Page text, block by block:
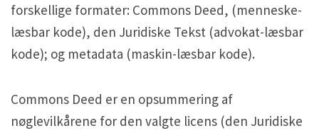
forskellige formater: Commons Deed, (menneske-
læsbar kode), den Juridiske Tekst (advokat-læsbar
kode); og metadata (maskin-læsbar kode).
Commons Deed er en opsummering af
nøglevilkårene for den valgte licens (den Juridiske